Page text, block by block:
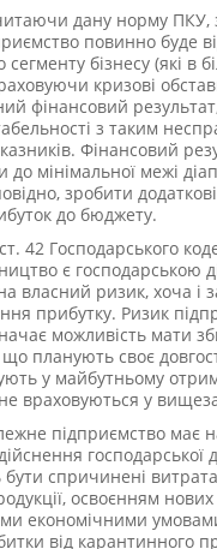
дану норму ПКУ,
повинно буде
сегменту бізнесу (які в
кризові
фінансовий
з таким
Фінансовий
до мінімальної межі
зробити
до бюджету.
42 Господарського
є господарською
власний ризик, хоча і
прибутку. Ризик
можливість мати
що планують своє
у майбутньому
враховуються у
підприємство має
господарської
спричинені
освоєнням нових
економічними
від карантинного